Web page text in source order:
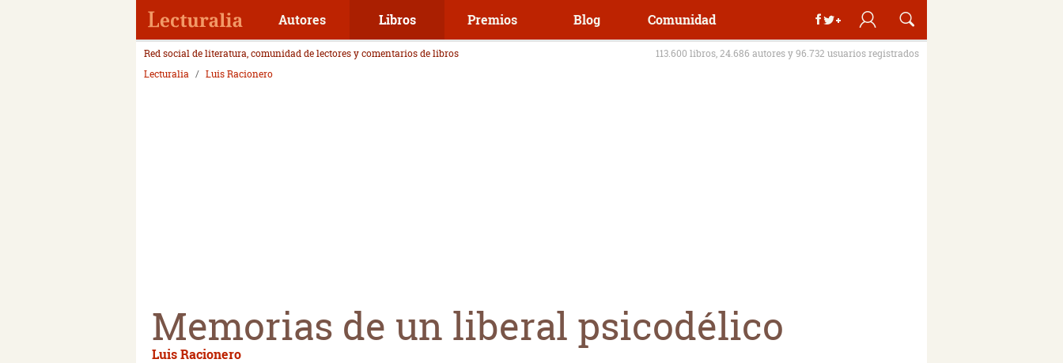
Autores Libros Premios Blog Comunidad
Red social de literatura, comunidad de lectores y comentarios de libros
113.600 libros, 24.686 autores y 96.732 usuarios registrados
Lecturalia
Luis Racionero
Memorias de un liberal psicodélico
Luis Racionero